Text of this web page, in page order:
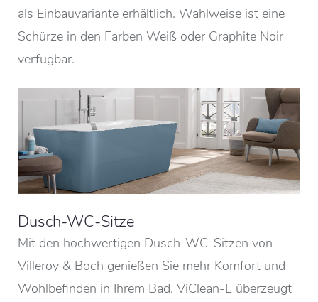
als Einbauvariante erhältlich. Wahlweise ist eine
Schürze in den Farben Weiß oder Graphite Noir
verfügbar.
Dusch-WC-Sitze
Mit den hochwertigen Dusch-WC-Sitzen von
Villeroy & Boch genießen Sie mehr Komfort und
Wohlbefinden in Ihrem Bad. ViClean-L überzeugt